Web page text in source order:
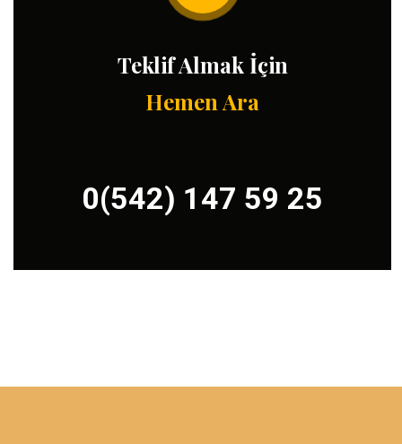
Teklif Almak İçin
Hemen Ara
0(542) 147 59 25